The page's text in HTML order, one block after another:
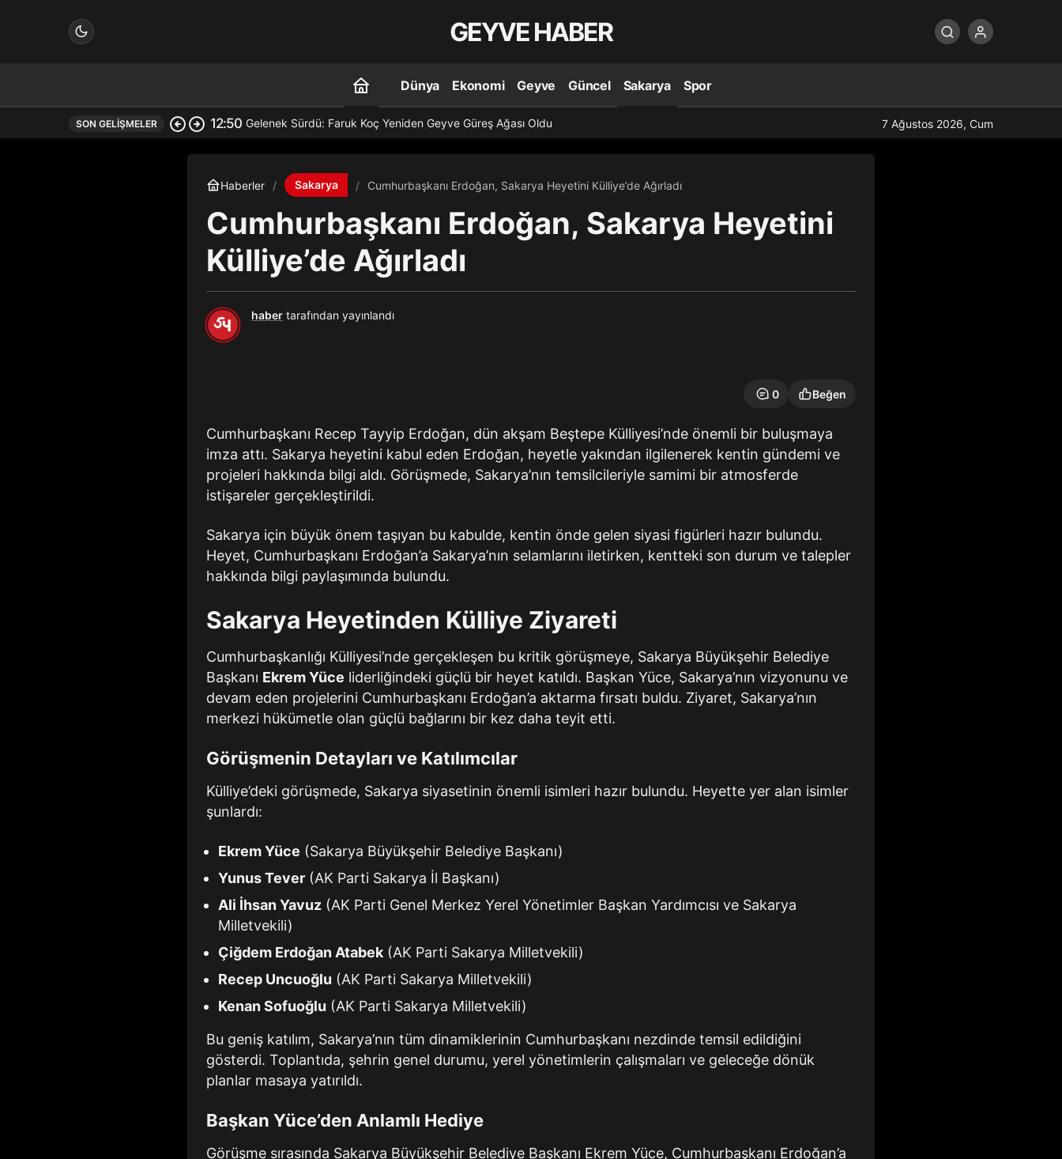
GEYVE HABER
Dünya Ekonomi Geyve Güncel Sakarya Spor
SON GELIŞMELER 12:50 Gelenek Sürdü: Faruk Koç Yeniden Geyve Güreş Ağası Oldu 7 Ağustos 2026, Cum
Haberler Sakarya Cumhurbaşkanı Erdoğan, Sakarya Heyetini Külliye’de Ağırladı
Cumhurbaşkanı Erdoğan, Sakarya Heyetini
Külliye’de Ağırladı
haber tarafından yayınlandı
0 Beğen
Cumhurbaşkanı Recep Tayyip Erdoğan, dün akşam Beştepe Külliyesi’nde önemli bir buluşmaya
imza attı. Sakarya heyetini kabul eden Erdoğan, heyetle yakından ilgilenerek kentin gündemi ve
projeleri hakkında bilgi aldı. Görüşmede, Sakarya’nın temsilcileriyle samimi bir atmosferde
istişareler gerçekleştirildi.
Sakarya için büyük önem taşıyan bu kabulde, kentin önde gelen siyasi figürleri hazır bulundu.
Heyet, Cumhurbaşkanı Erdoğan’a Sakarya’nın selamlarını iletirken, kentteki son durum ve talepler
hakkında bilgi paylaşımında bulundu.
Sakarya Heyetinden Külliye Ziyareti
Cumhurbaşkanlığı Külliyesi’nde gerçekleşen bu kritik görüşmeye, Sakarya Büyükşehir Belediye
Başkanı Ekrem Yüce liderliğindeki güçlü bir heyet katıldı. Başkan Yüce, Sakarya’nın vizyonunu ve
devam eden projelerini Cumhurbaşkanı Erdoğan’a aktarma fırsatı buldu. Ziyaret, Sakarya’nın
merkezi hükümetle olan güçlü bağlarını bir kez daha teyit etti.
Görüşmenin Detayları ve Katılımcılar
Külliye’deki görüşmede, Sakarya siyasetinin önemli isimleri hazır bulundu. Heyette yer alan isimler
şunlardı:
Ekrem Yüce (Sakarya Büyükşehir Belediye Başkanı)
Yunus Tever (AK Parti Sakarya İl Başkanı)
Ali İhsan Yavuz (AK Parti Genel Merkez Yerel Yönetimler Başkan Yardımcısı ve Sakarya
Milletvekili)
Çiğdem Erdoğan Atabek (AK Parti Sakarya Milletvekili)
Recep Uncuoğlu (AK Parti Sakarya Milletvekili)
Kenan Sofuoğlu (AK Parti Sakarya Milletvekili)
Bu geniş katılım, Sakarya’nın tüm dinamiklerinin Cumhurbaşkanı nezdinde temsil edildiğini
gösterdi. Toplantıda, şehrin genel durumu, yerel yönetimlerin çalışmaları ve geleceğe dönük
planlar masaya yatırıldı.
Başkan Yüce’den Anlamlı Hediye
Görüşme sırasında Sakarya Büyükşehir Belediye Başkanı Ekrem Yüce, Cumhurbaşkanı Erdoğan’a